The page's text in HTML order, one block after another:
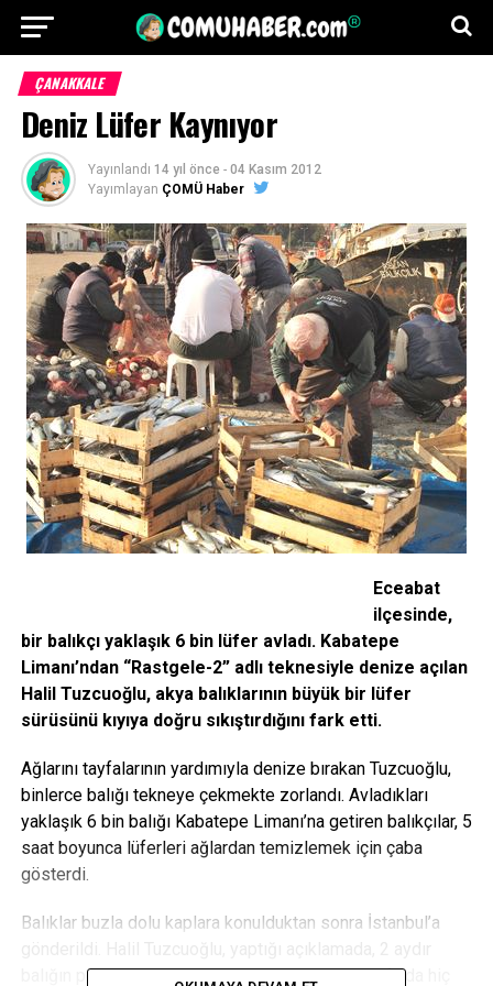
ÇANAKKALE
Deniz Lüfer Kaynıyor
Yayınlandı 14 yıl önce - 04 Kasım 2012
Yayımlayan ÇOMÜ Haber
Eceabat
ilçesinde,
bir balıkçı yaklaşık 6 bin lüfer avladı. Kabatepe
Limanı’ndan “Rastgele-2” adlı teknesiyle denize açılan
Halil Tuzcuoğlu, akya balıklarının büyük bir lüfer
sürüsünü kıyıya doğru sıkıştırdığını fark etti.
Ağlarını tayfalarının yardımıyla denize bırakan Tuzcuoğlu,
binlerce balığı tekneye çekmekte zorlandı. Avladıkları
yaklaşık 6 bin balığı Kabatepe Limanı’na getiren balıkçılar, 5
saat boyunca lüferleri ağlardan temizlemek için çaba
gösterdi.
Balıklar buzla dolu kaplara konulduktan sonra İstanbul’a
balığın peşinde koştuklarını söyledi. Bu süre zarfında hiç